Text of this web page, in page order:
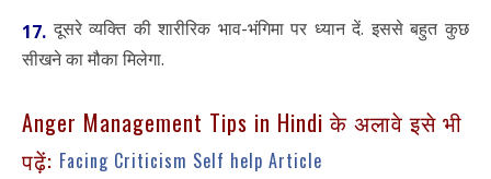
17. दूसरे व्यक्ति की शारीरिक भाव-भंगिमा पर ध्यान दें. इससे बहुत कुछ
सीखने का मौका मिलेगा.
Anger Management Tips in Hindi के अलावे इसे भी
पढ़ें: Facing Criticism Self help Article